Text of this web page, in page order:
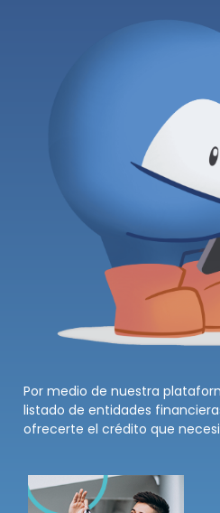
Por medio de nuestra
listado de entidades
ofrecerte el crédito que